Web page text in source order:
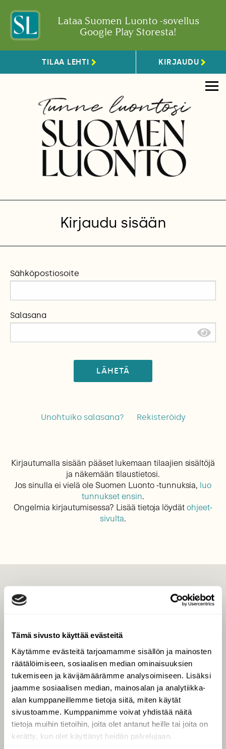
Tämä sivusto käyttää evästeitä
Käytämme evästeitä tarjoamamme sisällön ja mainosten
räätälöimiseen, sosiaalisen median ominaisuuksien
tukemiseen ja kävijämäärämme analysoimiseen. Lisäksi
jaamme sosiaalisen median, mainosalan ja analytiikka-
alan kumppaneillemme tietoja siitä, miten käytät
sivustoamme. Kumppanimme voivat yhdistää näitä
tietoja muihin tietoihin, joita olet antanut heille tai joita on
kerätty, kun olet käyttänyt heidän palvelujaan.
Lataa Suomen Luonto -sovellus
Google Play Storesta!
TILAA LEHTI KIRJAUDU
Kirjaudu sisään
Sähköpostiosoite
Salasana
LÄHETÄ
Unohtuiko salasana? Rekisteröidy
Kirjautumalla sisään pääset lukemaan tilaajien sisältöjä
ja näkemään tilaustietosi.
Jos sinulla ei vielä ole Suomen Luonto -tunnuksia, luo
tunnukset ensin.
Ongelmia kirjautumisessa? Lisää tietoja löydätohjeet-
sivulta.
Tilaa digilukuoikeus
Äänestä parasta juttua
Tilaa uutiskirje
SUOMEN LUONNON­
SUOJELU­LIITTO
Suomen Luonto -lehden